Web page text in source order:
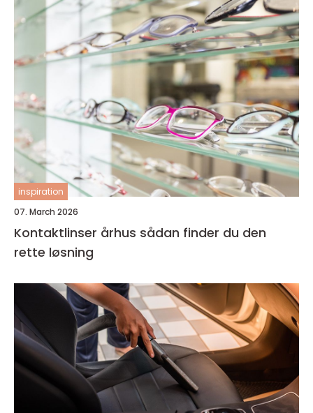
inspiration
07. March 2026
Kontaktlinser århus sådan finder du den
rette løsning